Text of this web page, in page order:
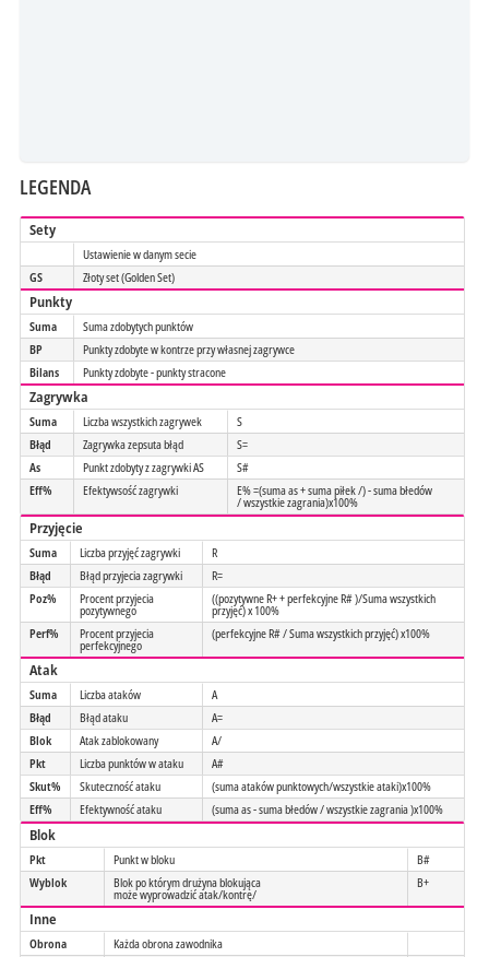
LEGENDA
Sety
Ustawienie w danym secie
GS
Złoty set (Golden Set)
Punkty
Suma
Suma zdobytych punktów
BP
Punkty zdobyte w kontrze przy własnej zagrywce
Bilans
Punkty zdobyte - punkty stracone
Zagrywka
Suma Liczba wszystkich zagrywek
S
Błąd
Zagrywka zepsuta błąd
S=
As
Punkt zdobyty z zagrywki AS
S#
Eff%
Efektywsość zagrywki E% =(suma as + suma piłek /) - suma błedów
/ wszystkie zagrania)x100%
Przyjęcie
Suma Liczba przyjęć zagrywki
R
Błąd
Błąd przyjecia zagrywki
R=
Poz%
Procent przyjecia
pozytywnego
((pozytywne R+ + perfekcyjne R# )/Suma wszystkich
przyjęć) x 100%
Perf%
Procent przyjecia
perfekcyjnego
(perfekcyjne R# / Suma wszystkich przyjęć) x100%
Atak
Suma Liczba ataków
A
Błąd
Błąd ataku
A=
Blok
Atak zablokowany
A/
Pkt
Liczba punktów w ataku
A#
Skut%
Skuteczność ataku
(suma ataków punktowych/wszystkie ataki)x100%
Eff%
Efektywność ataku (suma as - suma błedów / wszystkie zagrania )x100%
Blok
Pkt Punkt w bloku
B#
Wyblok
Blok po którym drużyna blokująca
może wyprowadzić atak/kontrę/
B+
Inne
Obrona
Każda obrona zawodnika